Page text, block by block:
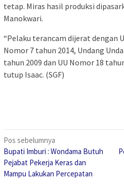
tetap. Miras hasil produksi
Manokwari.
“Pelaku terancam dijerat dengan
Nomor 7 tahun 2014, Undang
tahun 2009 dan UU Nomor 18
tutup Isaac. (SGF)
Navigasi
pos
Pos sebelumnya
Bupati Imburi : Wondama Butuh
Pejabat Pekerja Keras dan
Mampu Lakukan Percepatan